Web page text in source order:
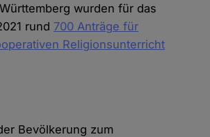
wurden für das
rund 700 Anträge für
Religionsunterricht
Bevölkerung zum